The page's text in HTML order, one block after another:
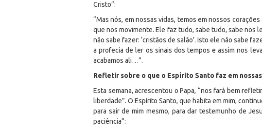
Cristo”:
“Mas nós, em nossas vidas, temos em nossos
que nos movimente. Ele faz tudo, sabe tudo, sabe nos
não sabe fazer: ‘cristãos de salão’. Isto ele não sabe
a profecia de ler os sinais dos tempos e assim nos
acabamos ali…”.
Refletir sobre o que o Espírito Santo faz em
Esta semana, acrescentou o Papa, “nos fará bem
liberdade”. O Espírito Santo, que habita em mim,
para sair de mim mesmo, para dar testemunho de
paciência”: